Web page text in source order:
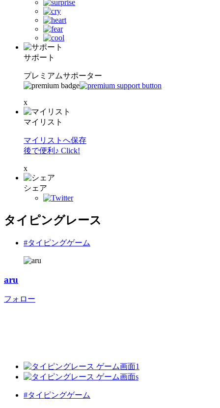
サポート
プレミアムサポーター
x
マイリスト
マイリストへ保存
後で便利♪ Click!
x
シェア
タイピングレース
#タイピングゲーム
aru
フォロー
#タイピングゲーム